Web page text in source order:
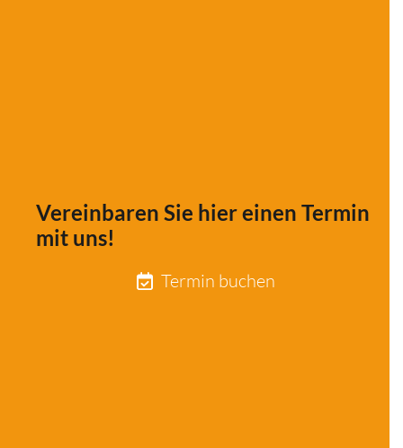
Vereinbaren Sie hier einen Termin
mit uns!
Termin buchen